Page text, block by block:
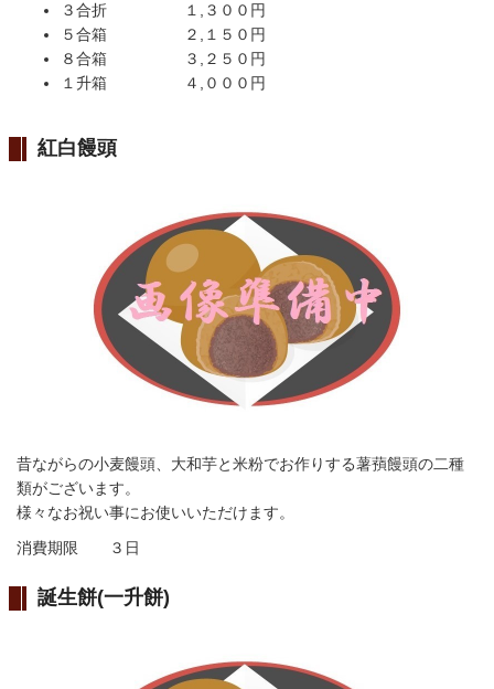
３合折 １,３００円
５合箱 ２,１５０円
８合箱 ３,２５０円
１升箱 ４,０００円
紅白饅頭
昔ながらの小麦饅頭、大和芋と米粉でお作りする薯蕷饅頭の二種
類がございます。
様々なお祝い事にお使いいただけます。
消費期限 ３日
誕生餅(一升餅)